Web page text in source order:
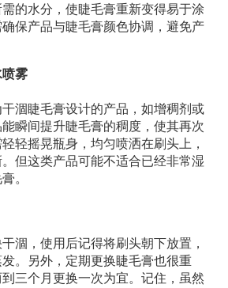
的水分，使睫毛膏重新变得易于涂
保产品与睫毛膏颜色协调，避免产
喷雾
涸睫毛膏设计的产品，如增稠剂或
瞬间提升睫毛膏的稠度，使其再次
轻摇晃瓶身，均匀喷洒在刷头上，
但这类产品可能不适合已经非常湿
。
涸，使用后记得将刷头朝下放置，
。另外，定期更换睫毛膏也很重
三个月更换一次为宜。记住，虽然